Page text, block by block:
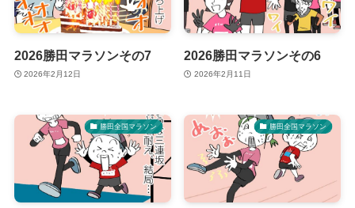
2026勝田マラソンその7
2026年2月12日
2026勝田マラソンその6
2026年2月11日
勝田全国マラソン 勝田全国マラソン